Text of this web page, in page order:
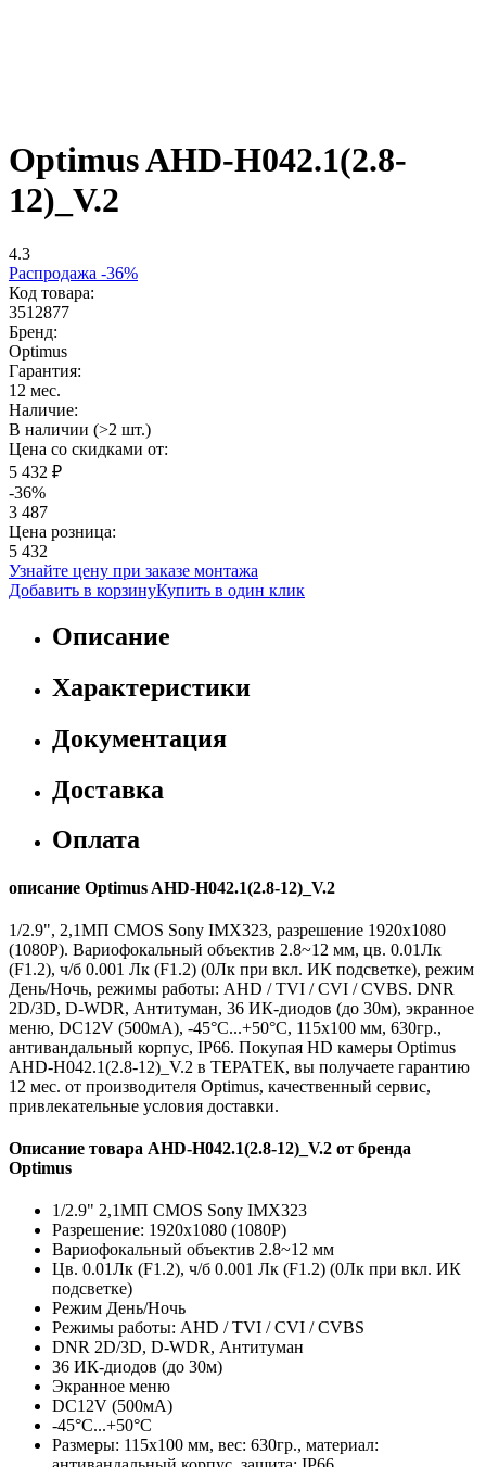
Optimus AHD-H042.1(2.8-
12)_V.2
4.3
Распродажа -36%
Код товара:
3512877
Бренд:
Optimus
Гарантия:
12 мес.
Наличие:
В наличии (>2 шт.)
Цена со скидками от:
5 432 ₽
-36%
3 487
Цена розница:
5 432
Узнайте цену при заказе монтажа
Добавить в корзинуКупить в один клик
Описание
Характеристики
Документация
Доставка
Оплата
описание Optimus AHD-H042.1(2.8-12)_V.2
1/2.9", 2,1МП CMOS Sony IMX323, разрешение 1920х1080
(1080P). Вариофокальный объектив 2.8~12 мм, цв. 0.01Лк
(F1.2), ч/б 0.001 Лк (F1.2) (0Лк при вкл. ИК подсветке), режим
День/Ночь, режимы работы: AHD / TVI / CVI / CVBS. DNR
2D/3D, D-WDR, Антитуман, 36 ИК-диодов (до 30м), экранное
меню, DC12V (500мА), -45°С...+50°С, 115х100 мм, 630гр.,
антивандальный корпус, IP66. Покупая HD камеры Optimus
AHD-H042.1(2.8-12)_V.2 в ТЕРАТЕК, вы получаете гарантию
12 мес. от производителя Optimus, качественный сервис,
привлекательные условия доставки.
Описание товара AHD-H042.1(2.8-12)_V.2 от бренда
Optimus
1/2.9" 2,1МП CMOS Sony IMX323
Разрешение: 1920х1080 (1080P)
Вариофокальный объектив 2.8~12 мм
Цв. 0.01Лк (F1.2), ч/б 0.001 Лк (F1.2) (0Лк при вкл. ИК
подсветке)
Режим День/Ночь
Режимы работы: AHD / TVI / CVI / CVBS
DNR 2D/3D, D-WDR, Антитуман
36 ИК-диодов (до 30м)
Экранное меню
DC12V (500мА)
-45°С...+50°С
Размеры: 115х100 мм, вес: 630гр., материал: